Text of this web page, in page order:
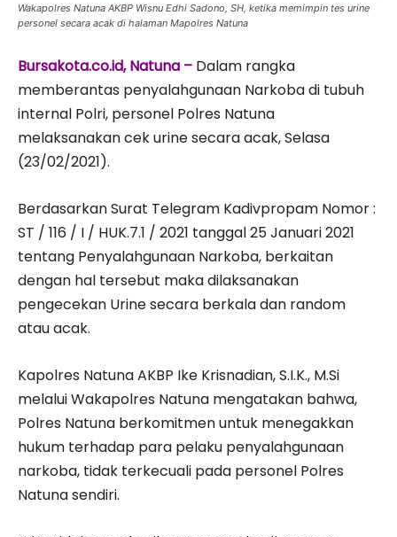
Wakapolres Natuna AKBP Wisnu Edhi Sadono, SH, ketika memimpin tes urine
personel secara acak di halaman Mapolres Natuna
Bursakota.co.id, Natuna – Dalam rangka
memberantas penyalahgunaan Narkoba di tubuh
internal Polri, personel Polres Natuna
melaksanakan cek urine secara acak, Selasa
(23/02/2021).
Berdasarkan Surat Telegram Kadivpropam Nomor :
ST / 116 / I / HUK.7.1 / 2021 tanggal 25 Januari 2021
tentang Penyalahgunaan Narkoba, berkaitan
dengan hal tersebut maka dilaksanakan
pengecekan Urine secara berkala dan random
atau acak.
Kapolres Natuna AKBP Ike Krisnadian, S.I.K., M.Si
melalui Wakapolres Natuna mengatakan bahwa,
Polres Natuna berkomitmen untuk menegakkan
hukum terhadap para pelaku penyalahgunaan
narkoba, tidak terkecuali pada personel Polres
Natuna sendiri.